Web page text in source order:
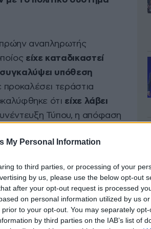
My Personal Information
to third parties, or processing of your
by us, please use the below opt-out
after your opt-out request is processed
on personal information utilized by us
to your opt-out. You may separately
by third parties on the IAB’s list of
αναπληρωτής
είχε καταδικαστεί
υπόθεση
τεράστια
ότι είχε λάβει
Τύπου, η απόφαση
ηθικής επάρκειας και να
για
εξετάζονται αρχικά